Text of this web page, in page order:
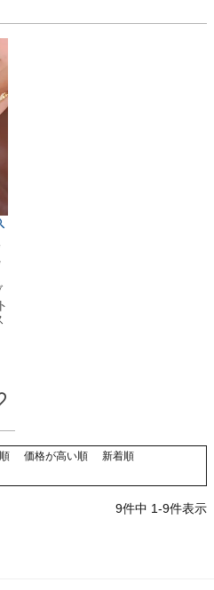
価格が高い順
新着順
9件中 1-9件表示